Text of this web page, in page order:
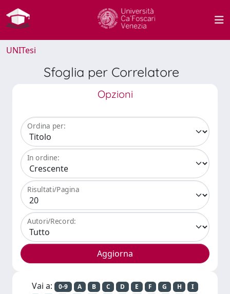
UNITesi
Sfoglia per Correlatore
Opzioni
Ordina per:
In ordine:
Risultati/Pagina
Autori/Record:
Vai a: 0-9 A B C D E F G H
I